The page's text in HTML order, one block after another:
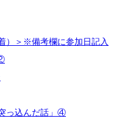
）＞※備考欄に参加日記入
っ込んだ話」④